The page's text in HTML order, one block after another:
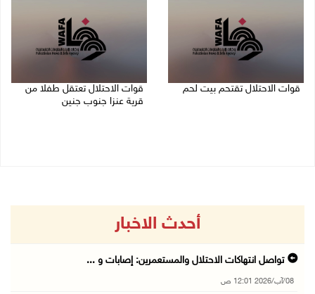
قوات الاحتلال تقتحم بيت لحم
قوات الاحتلال تعتقل طفلا من
قرية عنزا جنوب جنين
أحدث الاخبار
تواصل انتهاكات الاحتلال والمستعمرين: إصابات و ...
08/آب/2026 12:01 ص